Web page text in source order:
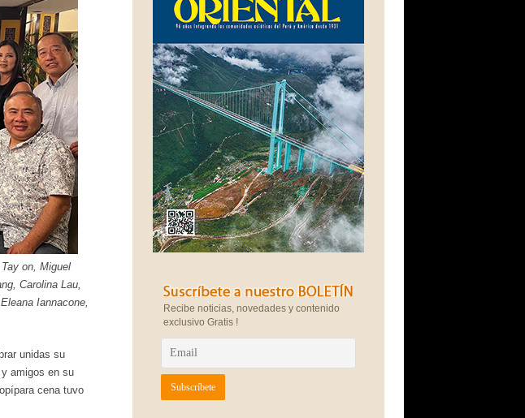
on, Miguel
Carolina Lau,
Iannacone,
unidas su
amigos en su
cena tuvo
Recibe noticias, novedades y contenido
exclusivo Gratis !